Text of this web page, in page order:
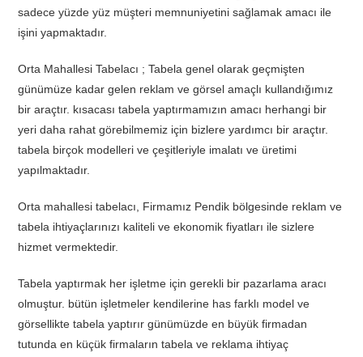
sadece yüzde yüz müşteri memnuniyetini sağlamak amacı ile
işini yapmaktadır.
Orta Mahallesi Tabelacı ; Tabela genel olarak geçmişten
günümüze kadar gelen reklam ve görsel amaçlı kullandığımız
bir araçtır. kısacası tabela yaptırmamızın amacı herhangi bir
yeri daha rahat görebilmemiz için bizlere yardımcı bir araçtır.
tabela birçok modelleri ve çeşitleriyle imalatı ve üretimi
yapılmaktadır.
Orta mahallesi tabelacı, Firmamız Pendik bölgesinde reklam ve
tabela ihtiyaçlarınızı kaliteli ve ekonomik fiyatları ile sizlere
hizmet vermektedir.
Tabela yaptırmak her işletme için gerekli bir pazarlama aracı
olmuştur. bütün işletmeler kendilerine has farklı model ve
görsellikte tabela yaptırır günümüzde en büyük firmadan
tutunda en küçük firmaların tabela ve reklama ihtiyaç